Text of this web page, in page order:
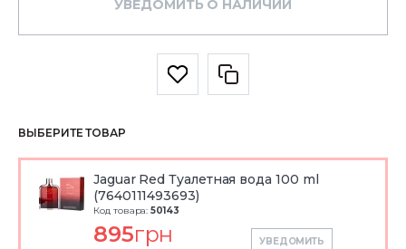
УВЕДОМИТЬ О НАЛИЧИИ
ВЫБЕРИТЕ ТОВАР
Jaguar Red Туалетная вода 100 ml
(7640111493693)
Код товара: 50143
895грн УВЕДОМИТЬ